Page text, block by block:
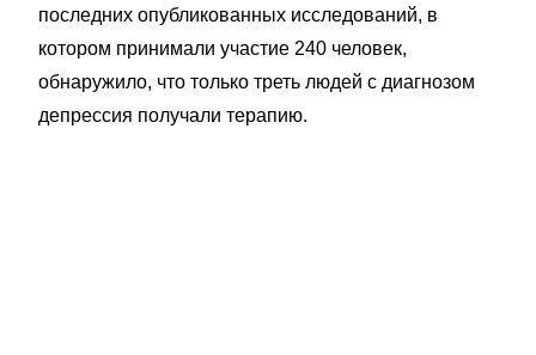
последних опубликованных исследований, в
котором принимали участие 240 человек,
обнаружило, что только треть людей с диагнозом
депрессия получали терапию.